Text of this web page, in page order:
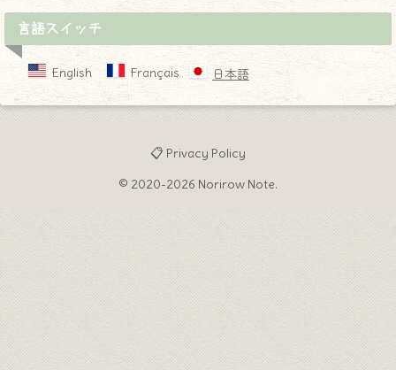
言語スイッチ
English Français 日本語
📋 Privacy Policy
© 2020-2026 Norirow Note.